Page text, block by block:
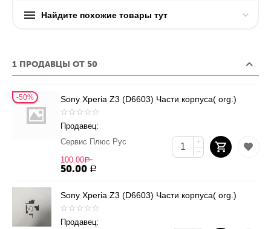
Найдите похожие товары тут
1 ПРОДАВЦЫ ОТ 50
50% Sony Xperia Z3 (D6603) Части корпуса( org.)
Продавец:
Сервис Плюс Рус
100.00Р
50.00 Р
+
−
Sony Xperia Z3 (D6603) Части корпуса( org.)
Продавец: